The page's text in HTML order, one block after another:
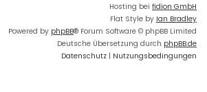
Hosting bei fidion GmbH
Flat Style by Ian Bradley
Powered by phpBB® Forum Software © phpBB Limited
Deutsche Übersetzung durch phpBB.de
Datenschutz | Nutzungsbedingungen